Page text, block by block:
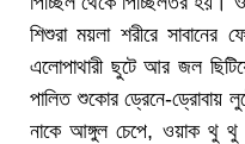
শিশুরা ময়লা শরীরে
এলোপাথারী ছুটে আর জল
পালিত শুকোর ড্রেনে-ড্রোবায়
নাকে আঙ্গুল চেপে, ওয়াক থু থু